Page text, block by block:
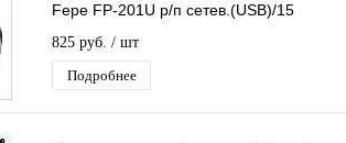
Fepe FP-201U р/п сетев.(USB)/15
825 руб. / шт
Подробнее